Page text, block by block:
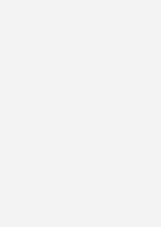
Energiewende etablieren
regenerativen Energien z.B.
des Studiengangs
Iduna Versicherung sowie
im Rahmen der von
Mit weiteren
statt.